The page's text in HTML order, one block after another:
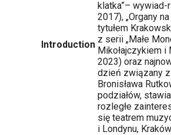
Introduction
klatka”– wywiad-
2017), „Organy
tytułem
z serii „Małe
Mikołajczykiem i
2023) oraz
dzień związany z
Bronisława
podziałów,
rozległe
się teatrem
i Londynu,